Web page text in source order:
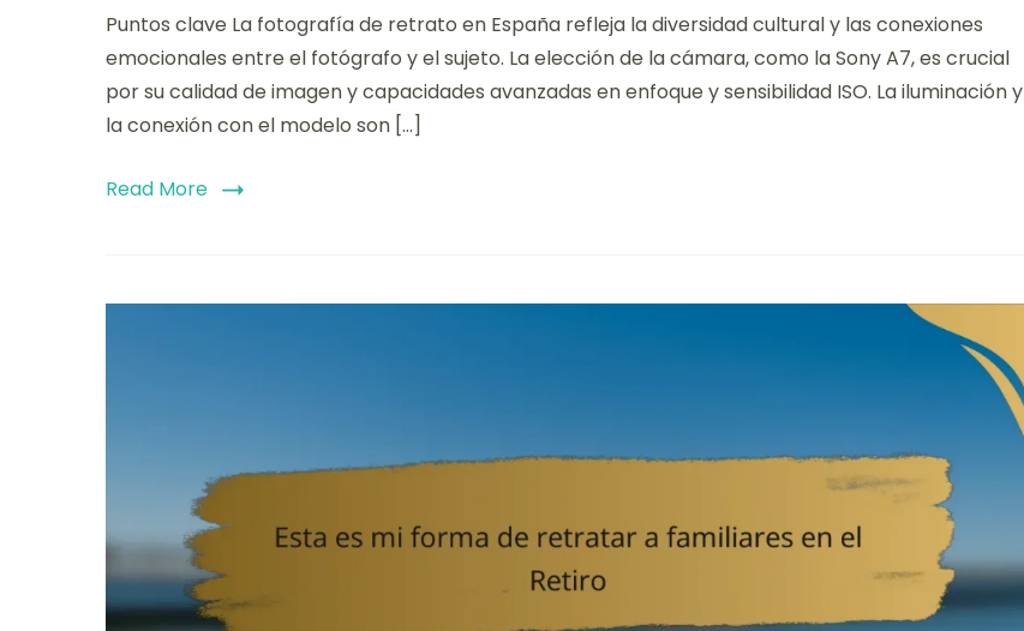
experiencia
utilizando
Sony
Puntos clave La fotografía de retrato en España refleja la diversidad cultural y las conexiones
emocionales entre el fotógrafo y el sujeto. La elección de la cámara, como la Sony A7, es crucial
por su calidad de imagen y capacidades avanzadas en enfoque y sensibilidad ISO. La iluminación y
la conexión con el modelo son […]
Read More